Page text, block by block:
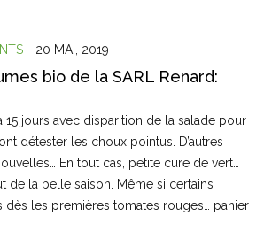
20 MAI, 2019
bio de la SARL Renard:
15 jours avec disparition de la salade pour
détester les choux pointus. D’autres
En tout cas, petite cure de vert…
de la belle saison. Même si certains
dès les premières tomates rouges… panier